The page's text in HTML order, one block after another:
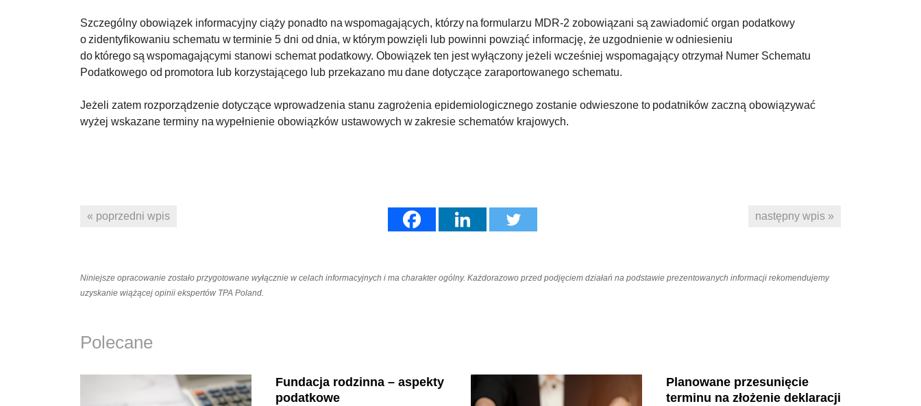
Szczególny obowiązek informacyjny ciąży ponadto na wspomagających, którzy na formularzu MDR-2 zobowiązani są zawiadomić organ podatkowy
o zidentyfikowaniu schematu w terminie 5 dni od dnia, w którym powzięli lub powinni powziąć informację, że uzgodnienie w odniesieniu
do którego są wspomagającymi stanowi schemat podatkowy. Obowiązek ten jest wyłączony jeżeli wcześniej wspomagający otrzymał Numer Schematu
Podatkowego od promotora lub korzystającego lub przekazano mu dane dotyczące zaraportowanego schematu.
Jeżeli zatem rozporządzenie dotyczące wprowadzenia stanu zagrożenia epidemiologicznego zostanie odwieszone to podatników zaczną obowiązywać
wyżej wskazane terminy na wypełnienie obowiązków ustawowych w zakresie schematów krajowych.
następny wpis »
« poprzedni wpis
Niniejsze opracowanie zostało przygotowane wyłącznie w celach informacyjnych i ma charakter ogólny. Każdorazowo przed podjęciem działań na podstawie prezentowanych informacji rekomendujemy
uzyskanie wiążącej opinii ekspertów TPA Poland.
Polecane
Fundacja rodzinna – aspekty
podatkowe
Planowane przesunięcie
terminu na złożenie deklaracji